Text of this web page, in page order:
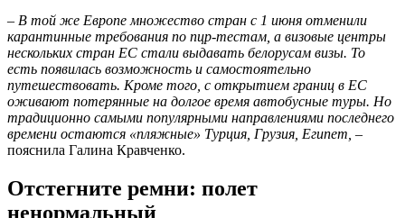
– В той же Европе множество стран с 1 июня отменили
карантинные требования по пцр-тестам, а визовые центры
нескольких стран ЕС стали выдавать белорусам визы. То
есть появилась возможность и самостоятельно
путешествовать. Кроме того, с открытием границ в ЕС
оживают потерянные на долгое время автобусные туры. Но
традиционно самыми популярными направлениями последнего
времени остаются «пляжные» Турция, Грузия, Египет, –
пояснила Галина Кравченко.
Отстегните ремни: полет
ненормальный